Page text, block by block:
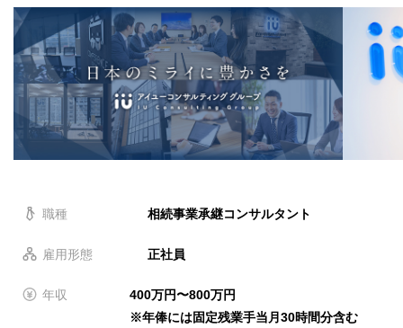
職種 相続事業承継コンサルタント
雇用形態 正社員
年収
400万円〜800万円
※年俸には固定残業手当月30時間分含む